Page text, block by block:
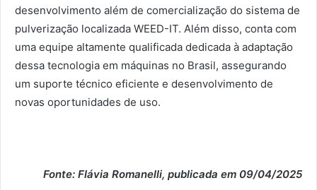
desenvolvimento além de comercialização do sistema de
pulverização localizada WEED-IT. Além disso, conta com
uma equipe altamente qualificada dedicada à adaptação
dessa tecnologia em máquinas no Brasil, assegurando
um suporte técnico eficiente e desenvolvimento de
novas oportunidades de uso.
Fonte: Flávia Romanelli, publicada em 09/04/2025